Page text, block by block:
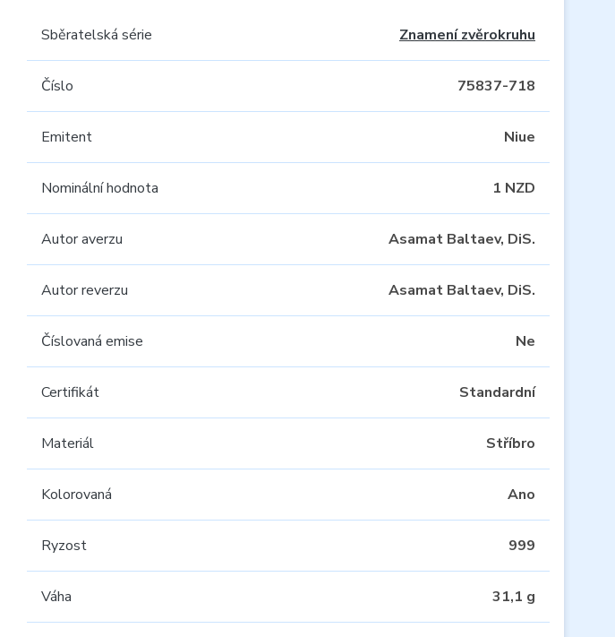
Sběratelská série Znamení zvěrokruhu
Číslo 75837-718
Emitent Niue
Nominální hodnota 1 NZD
Autor averzu Asamat Baltaev, DiS.
Autor reverzu Asamat Baltaev, DiS.
Číslovaná emise Ne
Certifikát Standardní
Materiál Stříbro
Kolorovaná Ano
Ryzost 999
Váha 31,1 g